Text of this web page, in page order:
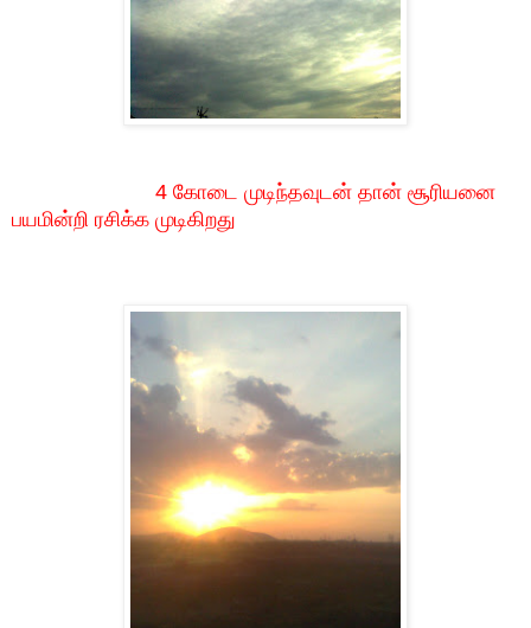
4 கோடை முடிந்தவுடன் தான் சூரியனை
பயமின்றி ரசிக்க முடிகிறது